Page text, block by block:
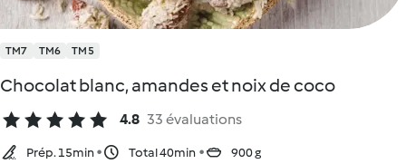
TM7 TM6 TM5
Chocolat blanc, amandes et noix de coco
4.8 33 évaluations
Prép. 15min Total 40min 900 g